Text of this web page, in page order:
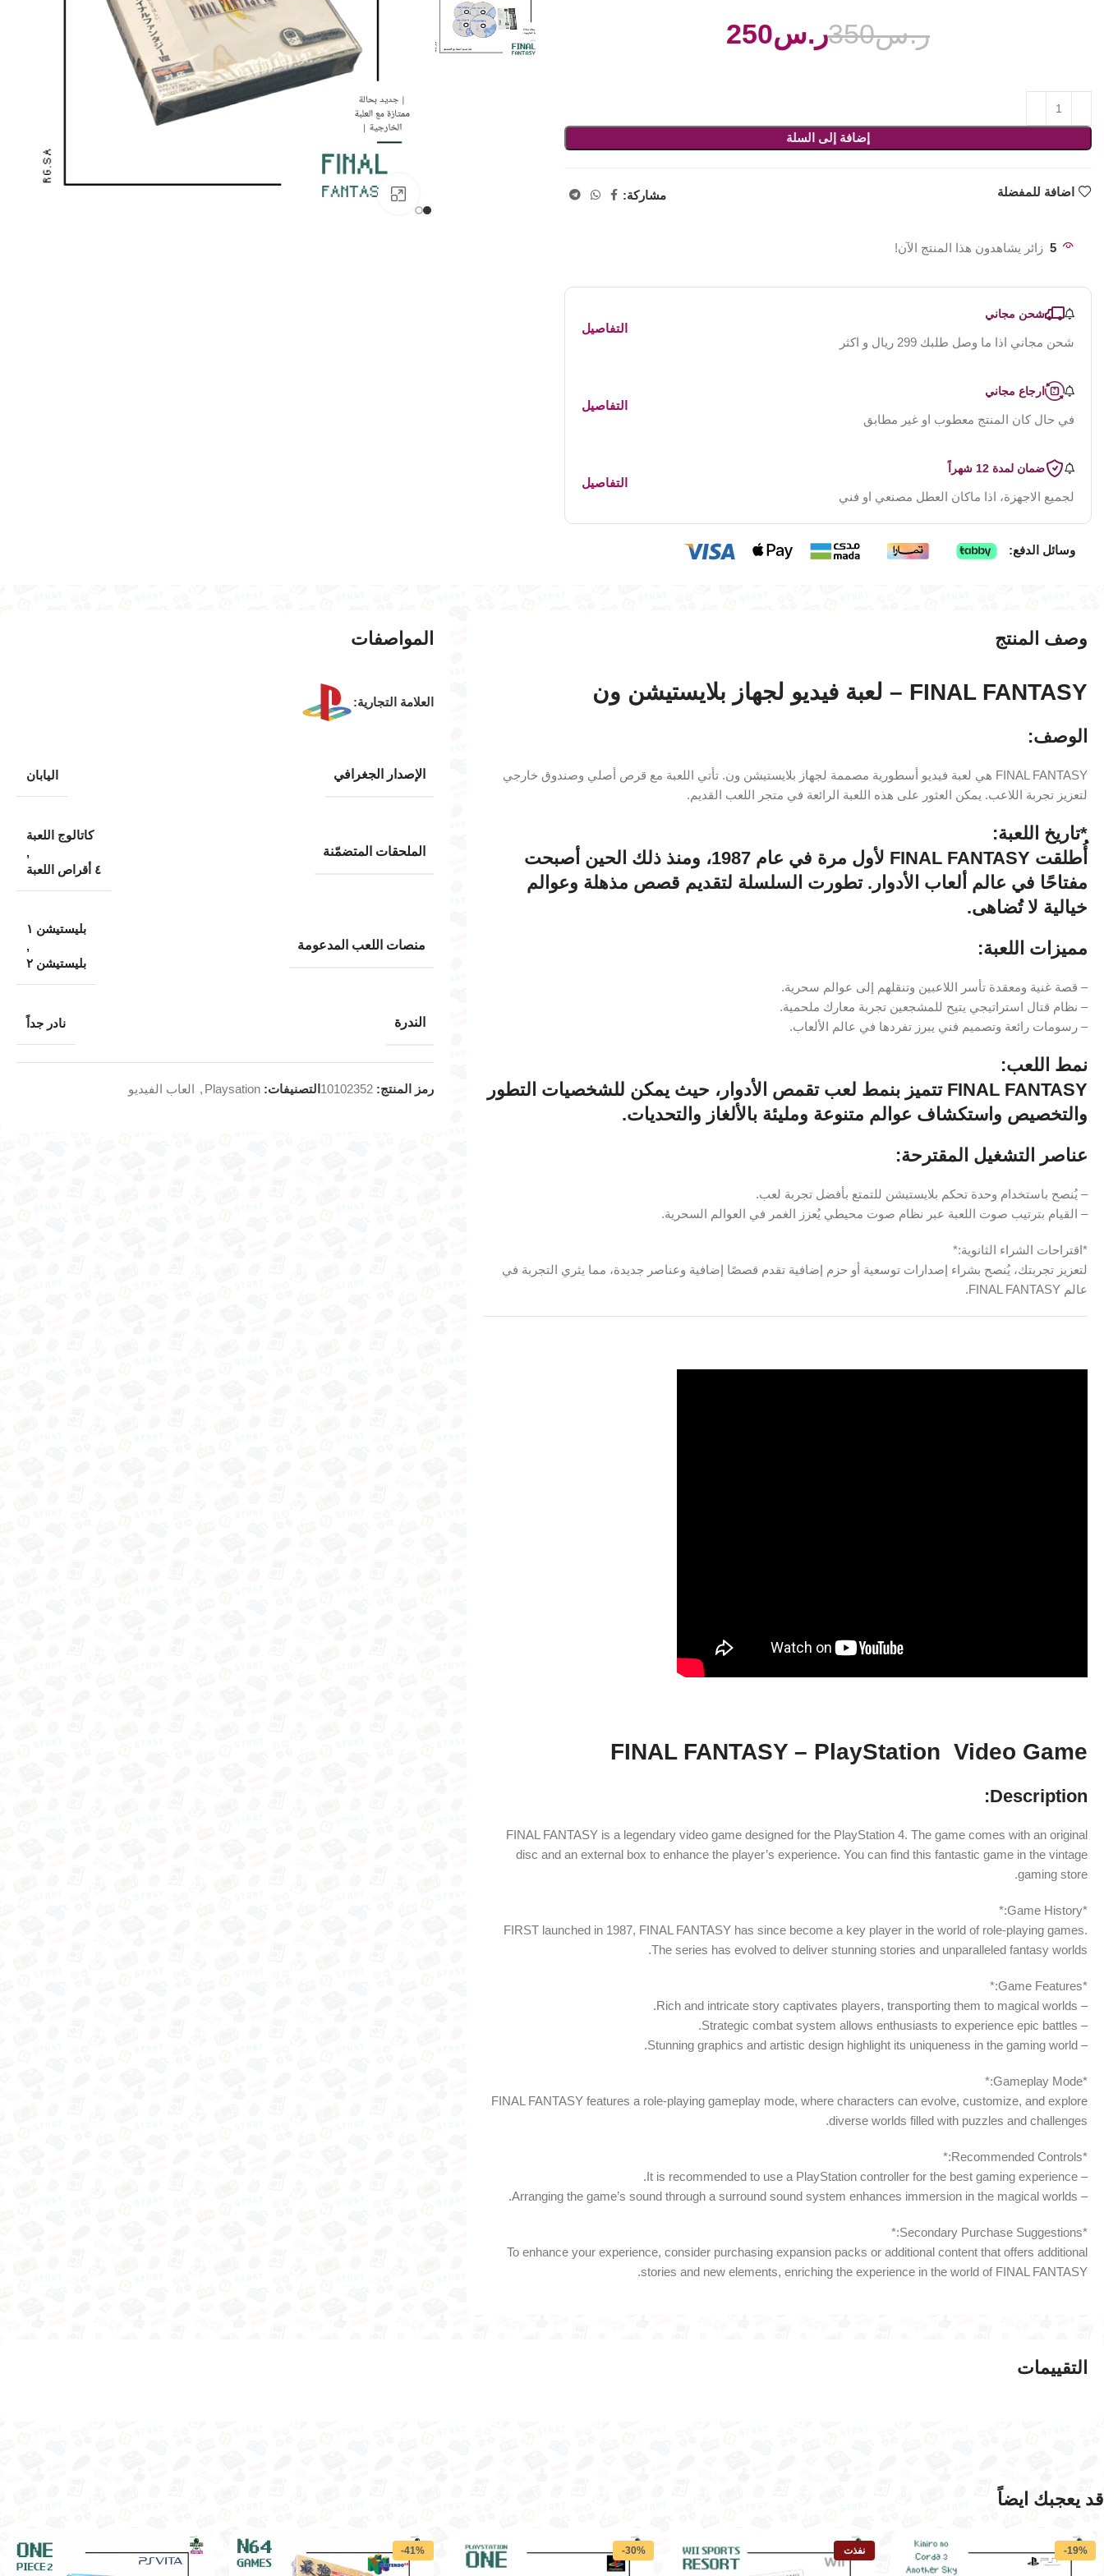
ر.س350ر.س250
إضافة إلى السلة
مشاركة: اضافة للمفضلة
5 زائر يشاهدون هذا المنتج الآن!
شحن مجاني
شحن مجاني اذا ما وصل طلبك 299 ريال و اكثر
التفاصيل
ارجاع مجاني
في حال كان المنتج معطوب او غير مطابق
التفاصيل
ضمان لمدة 12 شهراً
لجميع الاجهزة، اذا ماكان العطل مصنعي او فني
التفاصيل
وسائل الدفع:
اضفط لتكبير الصورة
وصف المنتج
FINAL FANTASY – لعبة فيديو لجهاز بلايستيشن ون
الوصف:
FINAL FANTASY هي لعبة فيديو أسطورية مصممة لجهاز بلايستيشن ون. تأتي اللعبة مع قرص أصلي وصندوق خارجي
لتعزيز تجربة اللاعب. يمكن العثور على هذه اللعبة الرائعة في متجر اللعب القديم.
*تاريخ اللعبة:
أُطلقت FINAL FANTASY لأول مرة في عام 1987، ومنذ ذلك الحين أصبحت
مفتاحًا في عالم ألعاب الأدوار. تطورت السلسلة لتقديم قصص مذهلة وعوالم
خيالية لا تُضاهى.
مميزات اللعبة:
– قصة غنية ومعقدة تأسر اللاعبين وتنقلهم إلى عوالم سحرية.
– نظام قتال استراتيجي يتيح للمشجعين تجربة معارك ملحمية.
– رسومات رائعة وتصميم فني يبرز تفردها في عالم الألعاب.
نمط اللعب:
FINAL FANTASY تتميز بنمط لعب تقمص الأدوار، حيث يمكن للشخصيات التطور
والتخصيص واستكشاف عوالم متنوعة ومليئة بالألغاز والتحديات.
عناصر التشغيل المقترحة:
– يُنصح باستخدام وحدة تحكم بلايستيشن للتمتع بأفضل تجربة لعب.
– القيام بترتيب صوت اللعبة عبر نظام صوت محيطي يُعزز الغمر في العوالم السحرية.
*اقتراحات الشراء الثانوية:*
لتعزيز تجربتك، يُنصح بشراء إصدارات توسعية أو حزم إضافية تقدم قصصًا إضافية وعناصر جديدة، مما يثري التجربة في
عالم FINAL FANTASY.
FINAL FANTASY – PlayStation Video Game
Description:
FINAL FANTASY is a legendary video game designed for the PlayStation 4. The game comes with an original
disc and an external box to enhance the player’s experience. You can find this fantastic game in the vintage
gaming store.
*Game History:*
FIRST launched in 1987, FINAL FANTASY has since become a key player in the world of role-playing games.
The series has evolved to deliver stunning stories and unparalleled fantasy worlds.
*Game Features:*
– Rich and intricate story captivates players, transporting them to magical worlds.
– Strategic combat system allows enthusiasts to experience epic battles.
– Stunning graphics and artistic design highlight its uniqueness in the gaming world.
*Gameplay Mode:*
FINAL FANTASY features a role-playing gameplay mode, where characters can evolve, customize, and explore
diverse worlds filled with puzzles and challenges.
*Recommended Controls:*
– It is recommended to use a PlayStation controller for the best gaming experience.
– Arranging the game’s sound through a surround sound system enhances immersion in the magical worlds.
*Secondary Purchase Suggestions:*
To enhance your experience, consider purchasing expansion packs or additional content that offers additional
stories and new elements, enriching the experience in the world of FINAL FANTASY.
المواصفات
العلامة التجارية:
الإصدار الجغرافي اليابان
الملحقات المتضمّنة
كاتالوج اللعبة
,
٤ أقراص اللعبة
منصات اللعب المدعومة
بليستيشن ١
,
بليستيشن ٢
الندرة نادر جداً
رمز المنتج: 10102352 التصنيفات: Playsation
, العاب الفيديو
التقييمات
قد يعجبك ايضاً
-19% نفذت -30%
-41%